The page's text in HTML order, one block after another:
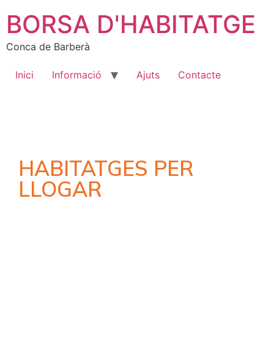
BORSA D'HABITATGE
Conca de Barberà
Inici Informació Ajuts Contacte
HABITATGES PER
LLOGAR